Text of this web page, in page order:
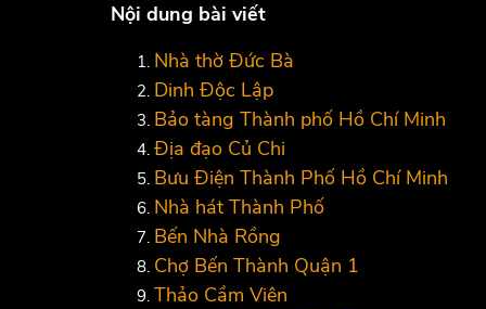
Nội dung bài viết
Nhà thờ Đức Bà
Dinh Độc Lập
Bảo tàng Thành phố Hồ Chí Minh
Địa đạo Củ Chi
Bưu Điện Thành Phố Hồ Chí Minh
Nhà hát Thành Phố
Bến Nhà Rồng
Chợ Bến Thành Quận 1
Thảo Cầm Viên